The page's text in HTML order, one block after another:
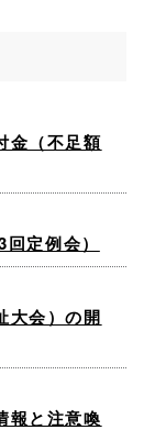
金（不足額
定例会）
大会）の開
報と注意喚